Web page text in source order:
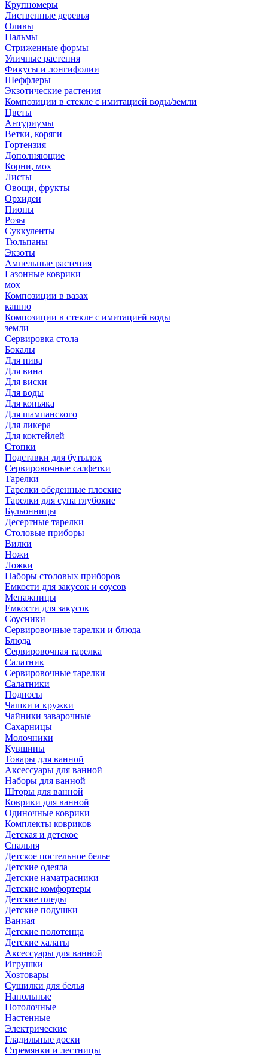
Крупномеры
Лиственные деревья
Оливы
Пальмы
Стриженные формы
Уличные растения
Фикусы и лонгифолии
Шеффлеры
Экзотические растения
Композиции в стекле с имитацией воды/земли
Цветы
Антуриумы
Ветки, коряги
Гортензия
Дополняющие
Корни, мох
Листы
Овощи, фрукты
Орхидеи
Пионы
Розы
Суккуленты
Тюльпаны
Экзоты
Ампельные растения
Газонные коврики
мох
Композиции в вазах
кашпо
Композиции в стекле с имитацией воды
земли
Сервировка стола
Бокалы
Для пива
Для вина
Для виски
Для воды
Для коньяка
Для шампанского
Для ликера
Для коктейлей
Стопки
Подставки для бутылок
Сервировочные салфетки
Тарелки
Тарелки обеденные плоские
Тарелки для супа глубокие
Бульонницы
Десертные тарелки
Столовые приборы
Вилки
Ножи
Ложки
Наборы столовых приборов
Емкости для закусок и соусов
Менажницы
Емкости для закусок
Соусники
Сервировочные тарелки и блюда
Блюда
Сервировочная тарелка
Салатник
Сервировочные тарелки
Салатники
Подносы
Чашки и кружки
Чайники заварочные
Сахарницы
Молочники
Кувшины
Товары для ванной
Аксессуары для ванной
Наборы для ванной
Шторы для ванной
Коврики для ванной
Одиночные коврики
Комплекты ковриков
Детская и детское
Спальня
Детское постельное белье
Детские одеяла
Детские наматрасники
Детские комфортеры
Детские пледы
Детские подушки
Ванная
Детские полотенца
Детские халаты
Аксессуары для ванной
Игрушки
Хозтовары
Сушилки для белья
Напольные
Потолочные
Настенные
Электрические
Гладильные доски
Стремянки и лестницы